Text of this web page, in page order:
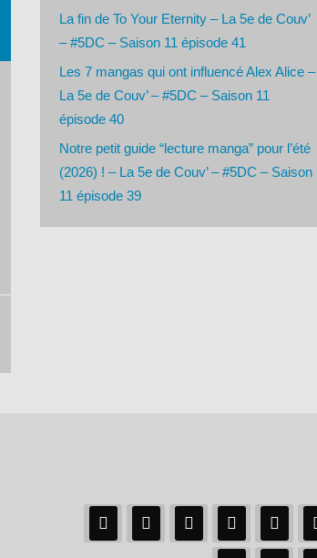
La fin de To Your Eternity – La 5e de Couv’
– #5DC – Saison 11 épisode 41
Les 7 mangas qui ont influencé Alex Alice –
La 5e de Couv’ – #5DC – Saison 11
épisode 40
Notre petit guide “lecture manga” pour l’été
(2026) ! – La 5e de Couv’ – #5DC – Saison
11 épisode 39